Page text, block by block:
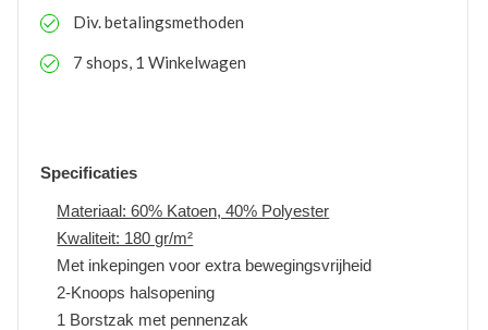
Div. betalingsmethoden
7 shops, 1 Winkelwagen
Specificaties
Materiaal: 60% Katoen, 40% Polyester
Kwaliteit: 180 gr/m²
Met inkepingen voor extra bewegingsvrijheid
2-Knoops halsopening
1 Borstzak met pennenzak